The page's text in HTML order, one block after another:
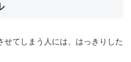
せてしまう人には、はっきりした